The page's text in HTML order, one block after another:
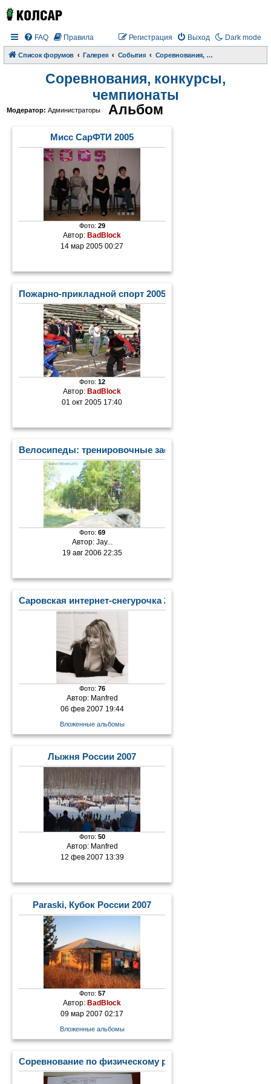
Dark mode
FAQ Правила Выход
Регистрация
Список форумов Галерея События Соревнования, конкурсы, чемпионаты
Соревнования, конкурсы,
чемпионаты
Модератор: Администраторы Альбом
Мисс СарФТИ 2005
Фото: 29
Автор:BadBlock
14 мар 2005 00:27
Пожарно-прикладной спорт 2005
Фото: 12
Автор:BadBlock
01 окт 2005 17:40
Велосипеды: тренировочные заезды по дуал-слалому
Фото: 69
Автор: Jay...
19 авг 2006 22:35
Саровская интернет-снегурочка 2007
Фото: 76
Автор: Manfred
06 фев 2007 19:44
Вложенные альбомы
Лыжня России 2007
Фото: 50
Автор: Manfred
12 фев 2007 13:39
Paraski, Кубок России 2007
Фото: 57
Автор:BadBlock
09 мар 2007 02:17
Вложенные альбомы
Соревнование по физическому развитию "Сила и